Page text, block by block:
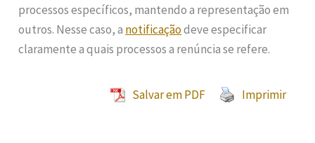
processos específicos, mantendo a representação em
outros. Nesse caso, a notificaçãodeve especificar
claramente a quais processos a renúncia se refere.
Salvar em PDF Imprimir